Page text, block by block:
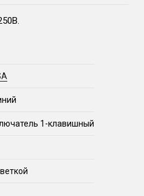
1-клавишный